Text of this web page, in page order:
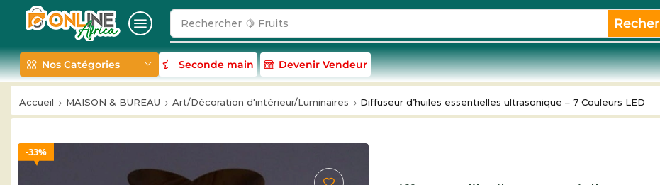
Rechercher 🥛 Milk
Nos Catégories Seconde main Devenir Vendeur
Accueil MAISON & BUREAU Art/Décoration d'intérieur/Luminaires Diffuseur d’huiles essentielles ultrasonique – 7 Couleurs LED
33%